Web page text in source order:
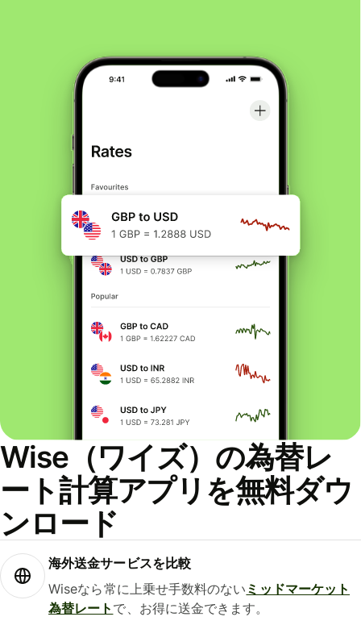
Wise（ワイズ）の為替レ
ート計算アプリを無料ダウ
ンロード
海外送金サービスを比較
Wiseなら常に上乗せ手数料のない ミッドマーケット
為替レート で、お得に送金できます。